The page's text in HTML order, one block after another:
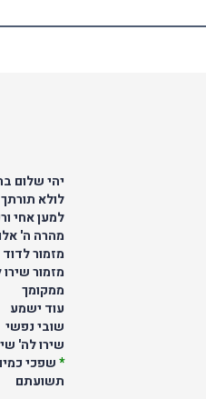
יהי שלום
לולא תורתך
למען אחי
מהרה ה'
מזמור לדוד
מזמור
ממקומך
עוד ישמע
שובי נפשי
שירו לה'
*שפכי
תשועתם